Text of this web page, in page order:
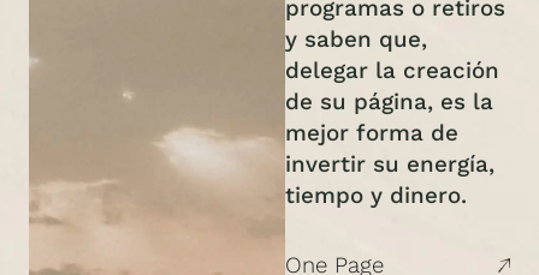
programas o retiros
y saben que,
delegar la creación
de su página, es la
mejor forma de
invertir su energía,
tiempo y dinero.
One Page